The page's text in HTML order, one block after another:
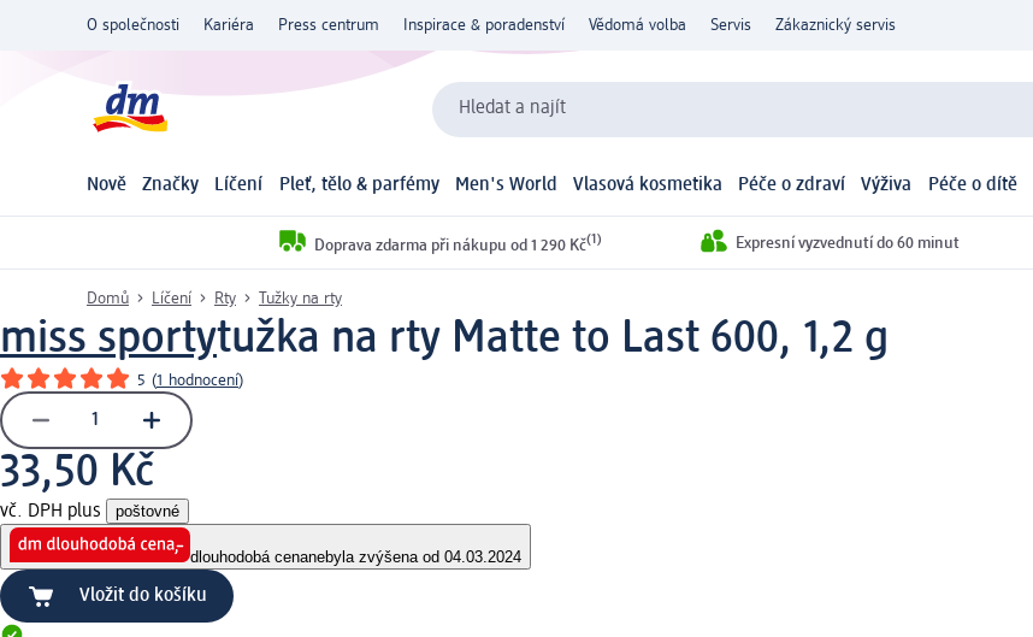
O společnosti Kariéra Press centrum Inspirace & poradenství Vědomá volba Servis Zákaznický servis
Hledat a najít
Nově Značky Líčení Pleť, tělo & parfémy Men's World Vlasová kosmetika Péče o zdraví Výživa Péče o dítě
Doprava zdarma při nákupu od 1 290 Kč(1) Expresní vyzvednutí do 60 minut
Domů Líčení Rty Tužky na rty
miss sportytužka na rty Matte to Last 600, 1,2 g
5 (1 hodnocení)
33,50 Kč
vč. DPH plus poštovné
dlouhodobá cenanebyla zvýšena od 04.03.2024
Vložit do košíku